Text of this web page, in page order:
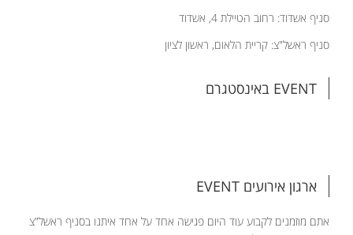
סניף אשדוד: רחוב הטיילת 4, אשדוד
סניף ראשל"צ: קריית הלאום, ראשון לציון
EVENT באינסטגרם
ארגון אירועים EVENT
אתם מוזמנים לקבוע עוד היום פגישה אחד על אחד איתנו בסניף ראשל"צ